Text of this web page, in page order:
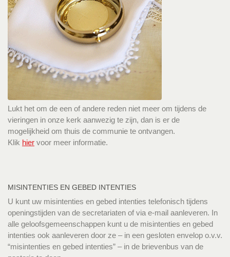
Lukt het om de een of andere reden niet meer om tijdens de
vieringen in onze kerk aanwezig te zijn, dan is er de
mogelijkheid om thuis de communie te ontvangen.
Klik hier voor meer informatie.
MISINTENTIES EN GEBED INTENTIES
U kunt uw misintenties en gebed intenties telefonisch tijdens
openingstijden van de secretariaten of via e-mail aanleveren. In
alle geloofsgemeenschappen kunt u de misintenties en gebed
intenties ook aanleveren door ze – in een gesloten envelop o.v.v.
“misintenties en gebed intenties” – in de brievenbus van de